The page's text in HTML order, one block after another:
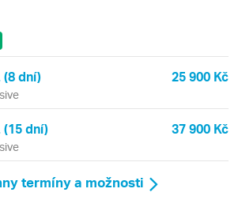
(8 dní) 25 900 Kč
(15 dní) 37 900 Kč
termíny a možnosti